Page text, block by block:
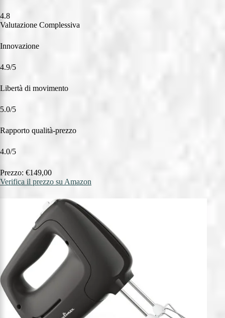
4.8
Valutazione Complessiva
Innovazione
4.9/5
Libertà di movimento
5.0/5
Rapporto qualità-prezzo
4.0/5
Prezzo: €149,00
Verifica il prezzo su Amazon